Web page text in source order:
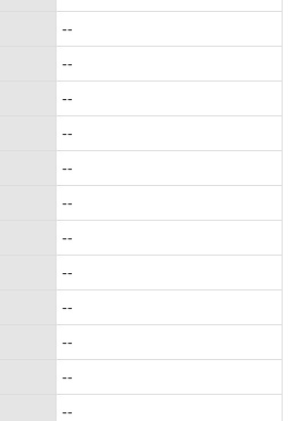
--
--
--
--
--
--
--
--
--
--
--
--